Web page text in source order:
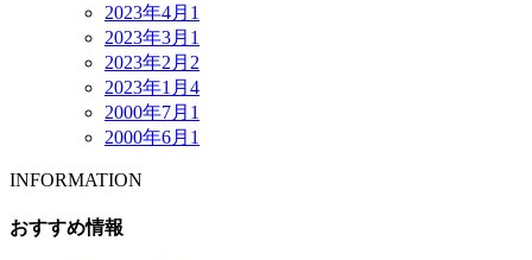
2023年4月 1
2023年3月 1
2023年2月 2
2023年1月 4
2000年7月 1
2000年6月 1
INFORMATION
おすすめ情報